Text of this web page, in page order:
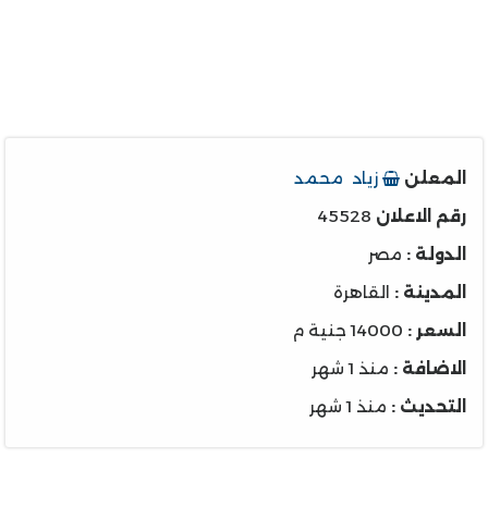
المعلن
زياد محمد
رقم الاعلان 45528
الدولة : مصر
المدينة : القاهرة
السعر : 14000 جنية م
الاضافة : منذ 1 شهر
التحديث : منذ 1 شهر